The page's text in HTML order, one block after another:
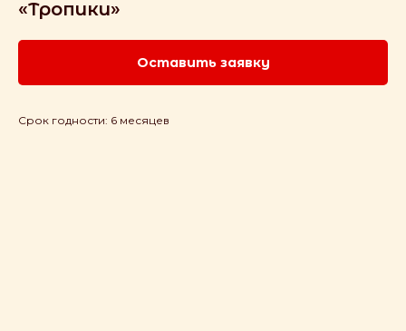
«Тропики»
Оставить заявку
Срок годности: 6 месяцев